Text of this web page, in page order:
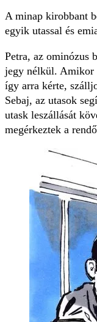
A mi­nap kirobbant
egyik utassal és
Petra, az ominózus
jegy nélkül. Amikor
így arra kérte,
Sebaj, az utasok
utask leszállását
megérkeztek a